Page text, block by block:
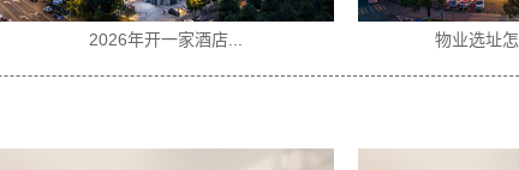
2026年开一家酒店... 物业选址怎